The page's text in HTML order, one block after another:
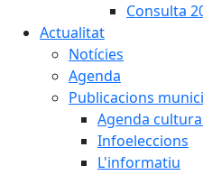
Consulta
Actualitat
Notícies
Agenda
Publicacions
Agenda
Infoeleccions
L'informatiu